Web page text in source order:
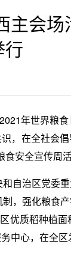
主会场
行
年世界粮
，在全社会
安全宣传周活
自治区党委
，强化粮食
优质稻种植
中心，在全